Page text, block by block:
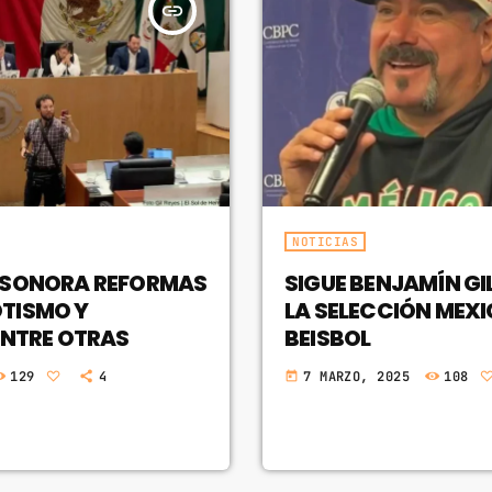
insert_link
REFORMAS
Y
OTRAS
129 4
NOTICIAS
SIGUE BENJAMÍN
LA SELECCIÓN
BEISBOL
today 7 MARZO, 2025 108